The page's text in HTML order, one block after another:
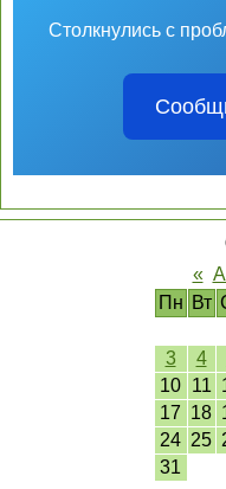
Столкнулись с
«
Пн Вт
3
4
10 11
17 18
24 25
31